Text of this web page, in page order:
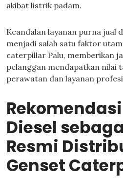
akibat listrik padam.
Keandalan layanan purna jual
menjadi salah satu faktor
caterpillar Palu, memberikan
pelanggan mendapatkan nilai
perawatan dan layanan
Diesel
Resmi
Genset